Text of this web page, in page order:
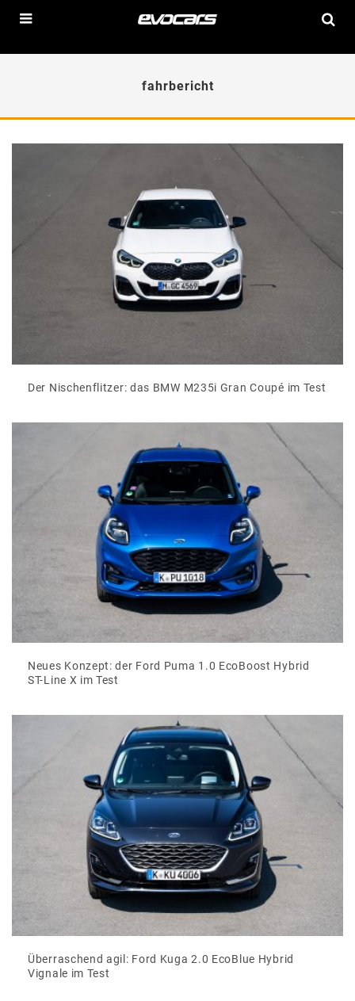
fahrbericht
Der Nischenflitzer: das BMW M235i Gran Coupé im Test
Neues Konzept: der Ford Puma 1.0 EcoBoost Hybrid
ST-Line X im Test
Überraschend agil: Ford Kuga 2.0 EcoBlue Hybrid
Vignale im Test